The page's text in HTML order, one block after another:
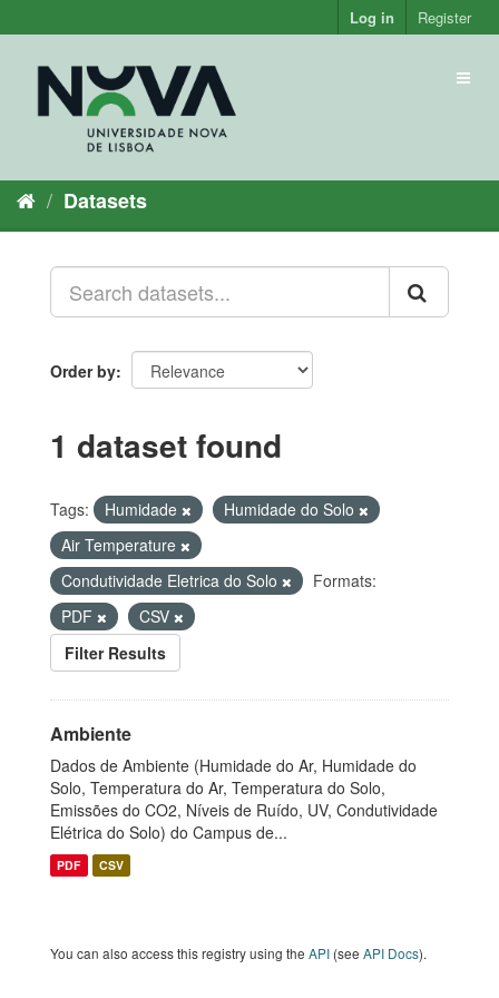
to
Log in Register
Datasets
Order by
1 dataset found
Tags: Humidade
Humidade do Solo
Air Temperature
Condutividade Eletrica do Solo
Formats:
PDF
CSV
Filter Results
Ambiente
Dados de Ambiente (Humidade do Ar, Humidade do
Solo, Temperatura do Ar, Temperatura do Solo,
Emissões do CO2, Níveis de Ruído, UV, Condutividade
Elétrica do Solo) do Campus de...
PDF CSV
You can also access this registry using the API (see API Docs).